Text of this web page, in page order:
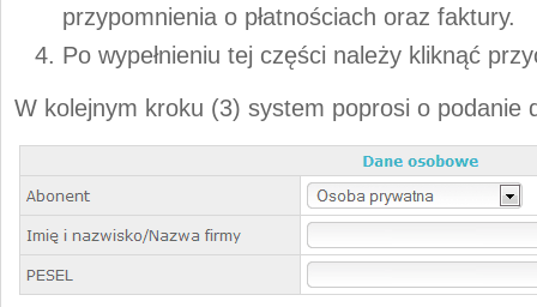
przypomnienia o płatnościach oraz faktury.
Po wypełnieniu tej części należy kliknąć
W kolejnym kroku (3) system poprosi o podanie